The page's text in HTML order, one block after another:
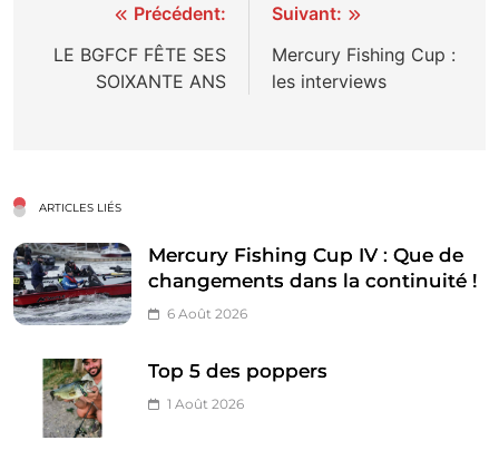
Navigation
de
l’article
Précédent:
LE BGFCF FÊTE SES
SOIXANTE ANS
Suivant:
Mercury Fishing Cup :
les interviews
ARTICLES LIÉS
Mercury Fishing Cup IV : Que de
changements dans la continuité !
6 Août 2026
Top 5 des poppers
1 Août 2026